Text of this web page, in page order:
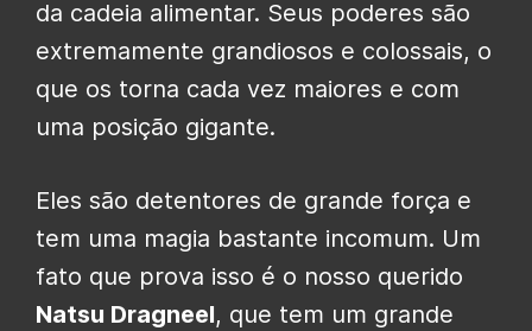
da cadeia alimentar. Seus poderes são
extremamente grandiosos e colossais, o
que os torna cada vez maiores e com
uma posição gigante.
Eles são detentores de grande força e
tem uma magia bastante incomum. Um
fato que prova isso é o nosso querido
Natsu Dragneel, que tem um grande